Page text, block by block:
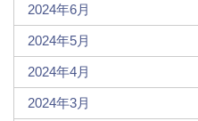
2024年6月
2024年5月
2024年4月
2024年3月